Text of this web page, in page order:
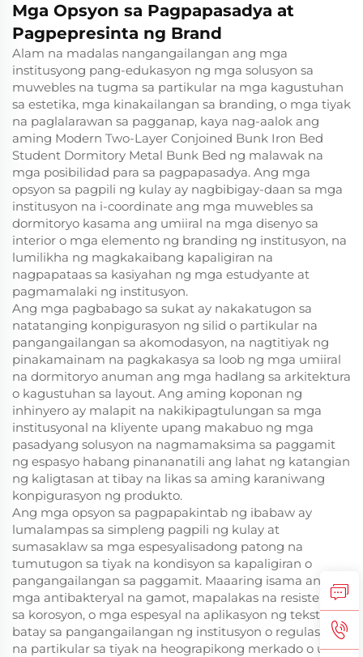
Mga Opsyon sa Pagpapasadya at
Pagpepresinta ng Brand
Alam na madalas nangangailangan ang mga
institusyong pang-edukasyon ng mga solusyon sa
muwebles na tugma sa partikular na mga kagustuhan
sa estetika, mga kinakailangan sa branding, o mga tiyak
na paglalarawan sa pagganap, kaya nag-aalok ang
aming Modern Two-Layer Conjoined Bunk Iron Bed
Student Dormitory Metal Bunk Bed ng malawak na
mga posibilidad para sa pagpapasadya. Ang mga
opsyon sa pagpili ng kulay ay nagbibigay-daan sa mga
institusyon na i-coordinate ang mga muwebles sa
dormitoryo kasama ang umiiral na mga disenyo sa
interior o mga elemento ng branding ng institusyon, na
lumilikha ng magkakaibang kapaligiran na
nagpapataas sa kasiyahan ng mga estudyante at
pagmamalaki ng institusyon.
Ang mga pagbabago sa sukat ay nakakatugon sa
natatanging konpigurasyon ng silid o partikular na
pangangailangan sa akomodasyon, na nagtitiyak ng
pinakamainam na pagkakasya sa loob ng mga umiiral
na dormitoryo anuman ang mga hadlang sa arkitektura
o kagustuhan sa layout. Ang aming koponan ng
inhinyero ay malapit na nakikipagtulungan sa mga
institusyonal na kliyente upang makabuo ng mga
pasadyang solusyon na nagmamaksima sa paggamit
ng espasyo habang pinananatili ang lahat ng katangian
ng kaligtasan at tibay na likas sa aming karaniwang
konpigurasyon ng produkto.
Ang mga opsyon sa pagpapakintab ng ibabaw ay
lumalampas sa simpleng pagpili ng kulay at
sumasaklaw sa mga espesyalisadong patong na
tumutugon sa tiyak na kondisyon sa kapaligiran o
pangangailangan sa paggamit. Maaaring isama ang
mga antibakteryal na gamot, mapalakas na resistensya
sa korosyon, o mga espesyal na aplikasyon ng tekstura
batay sa pangangailangan ng institusyon o regulasyon
na partikular sa tiyak na heograpikong merkado o uri